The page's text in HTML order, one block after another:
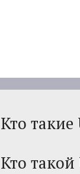
Кто
Кто